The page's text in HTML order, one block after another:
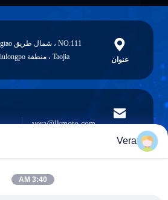
عنوان
Taojia ، منطقة Jiulongpo ، تشونغتشينغ ، الصين
الإلكتروني
vera@lkmoto.com
Vera
3:40 AM